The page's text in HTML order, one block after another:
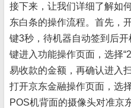
接下来，让我们详细了解如
东白条的操作流程。首先，
键3秒，待机器自动签到后
键进入功能操作页面，选择
易收款的金额，再确认进入
打开京东金融操作页面，选
POS机背面的摄像头对准京